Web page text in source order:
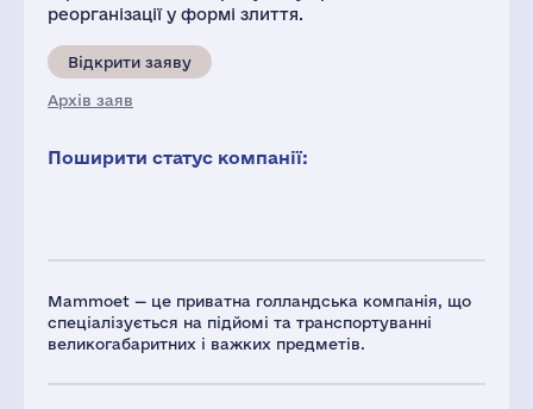
Mammoet — це приватна голландська компанія, що
спеціалізується на підйомі та транспортуванні
великогабаритних і важких предметів.
реорганізації у формі злиття.
Відкрити заяву
Архів заяв
Поширити статус компанії: